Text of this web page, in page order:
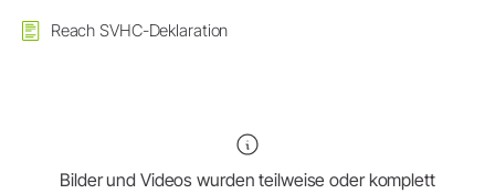
Reach SVHC-Deklaration
Bilder und Videos wurden teilweise oder komplett